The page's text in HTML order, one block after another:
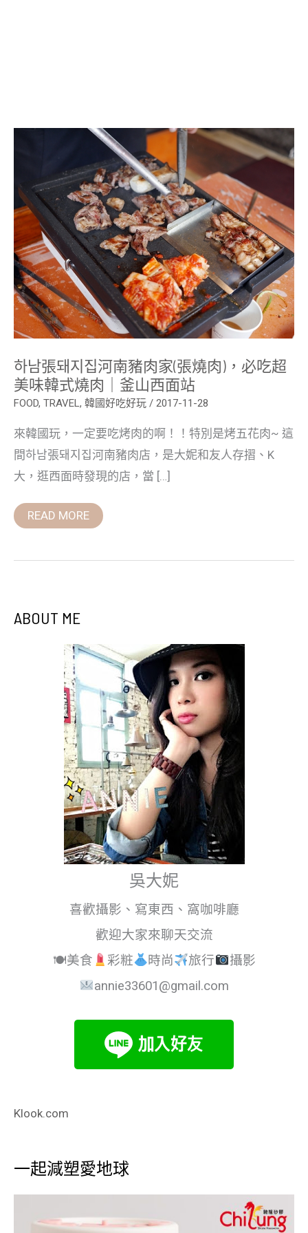
하남張돼지집河南豬肉家(張燒肉)，必吃超
美味韓式燒肉｜釜山西面站
FOOD, TRAVEL, 韓國好吃好玩 / 2017-11-28
來韓國玩，一定要吃烤肉的啊！！特別是烤五花肉~ 這
間하남張돼지집河南豬肉店，是大妮和友人存摺、K
大，逛西面時發現的店，當 […]
하
집
河
南
豬
肉
家
(張
燒
肉)，
必
吃
超
美
味
式
燒
肉
｜
山
西
面
站
READ MORE
ABOUT ME
吳大妮
喜歡攝影、寫東西、窩咖啡廳
歡迎大家來聊天交流
🍽美食
彩粧 時尚 旅行
攝影
annie33601@gmail.com
Klook.com
一起減塑愛地球